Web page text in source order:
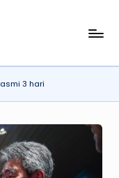
3 hari